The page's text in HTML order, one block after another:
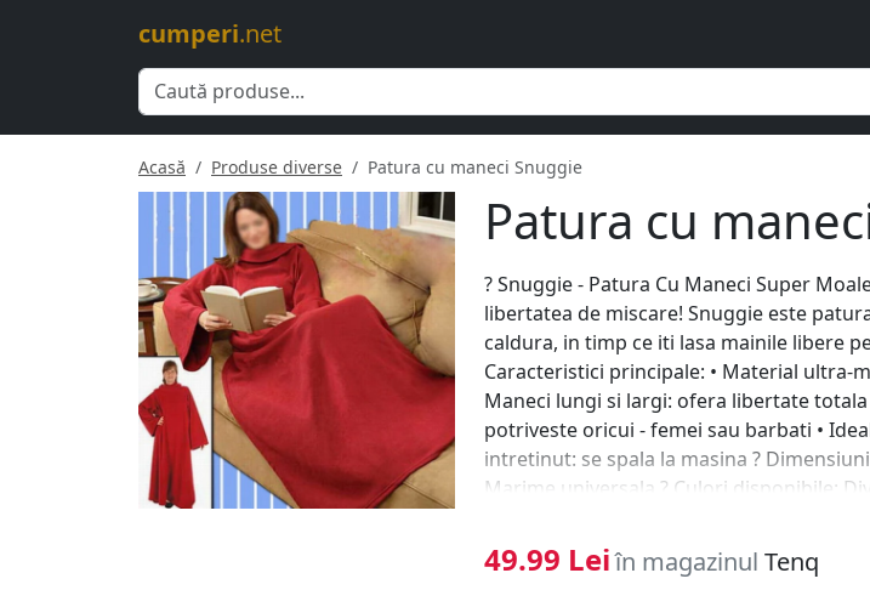
cumperi.net
Acasă Produse diverse Patura cu maneci Snuggie
Patura cu
?️ Snuggie - Patura Cu Maneci Super
libertatea de miscare! Snuggie este
caldura, in timp ce iti lasa mainile libere
Caracteristici principale: • Material ultra-
Maneci lungi si largi: ofera libertate
potriveste oricui - femei sau barbati •
intretinut: se spala la masina ?
Marime universala ? Culori disponibile:
? Avantaje: ✔ Tine de cald din cap
nevoia de incalzire - economie la facturi
din stoc! Transforma fiecare moment de
49.99 Leiîn magazinul Tenq